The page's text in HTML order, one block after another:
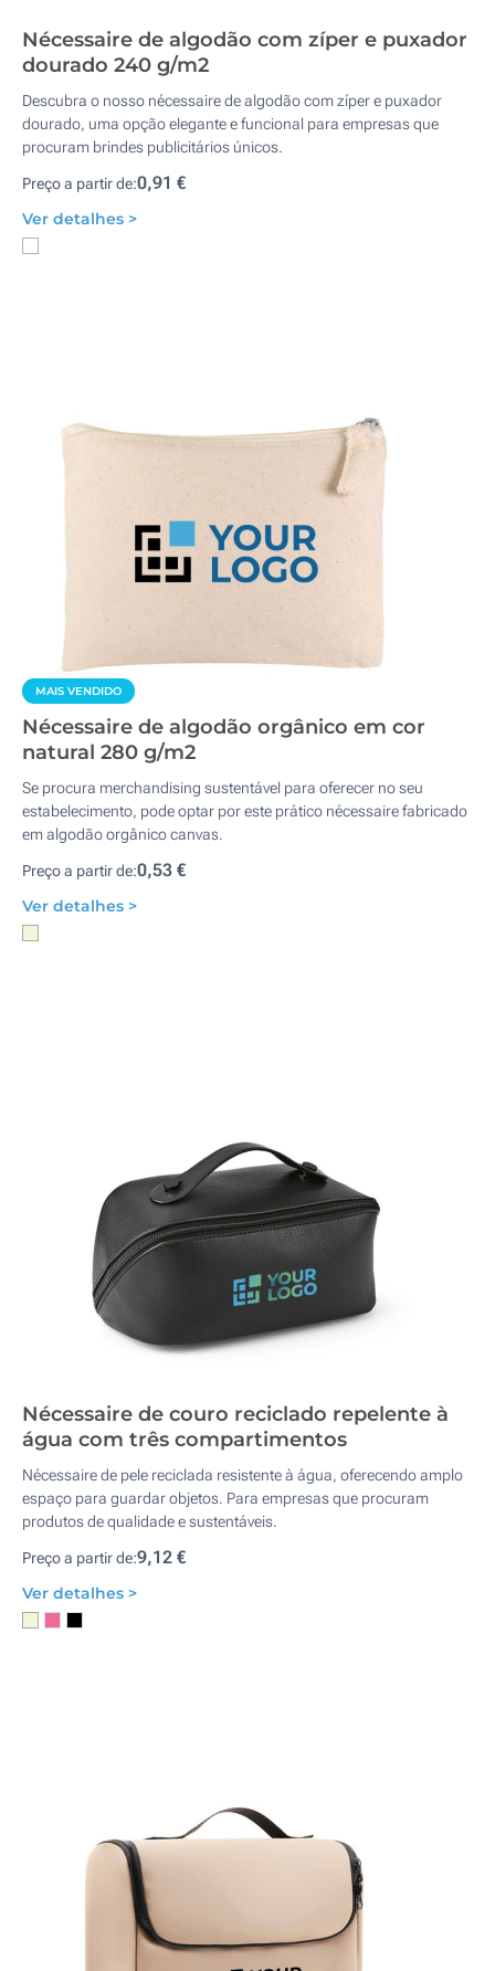
Nécessaire de algodão com zíper e puxador
dourado 240 g/m2
Descubra o nosso nécessaire de algodão com zíper e puxador
dourado, uma opção elegante e funcional para empresas que
procuram brindes publicitários únicos.
Preço a partir de:0,91 €
Ver detalhes >
MAIS VENDIDO
Nécessaire de algodão orgânico em cor
natural 280 g/m2
Se procura merchandising sustentável para oferecer no seu
estabelecimento, pode optar por este prático nécessaire fabricado
em algodão orgânico canvas.
Preço a partir de:0,53 €
Ver detalhes >
Nécessaire de couro reciclado repelente à
água com três compartimentos
Nécessaire de pele reciclada resistente à água, oferecendo amplo
espaço para guardar objetos. Para empresas que procuram
produtos de qualidade e sustentáveis.
Preço a partir de:9,12 €
Ver detalhes >